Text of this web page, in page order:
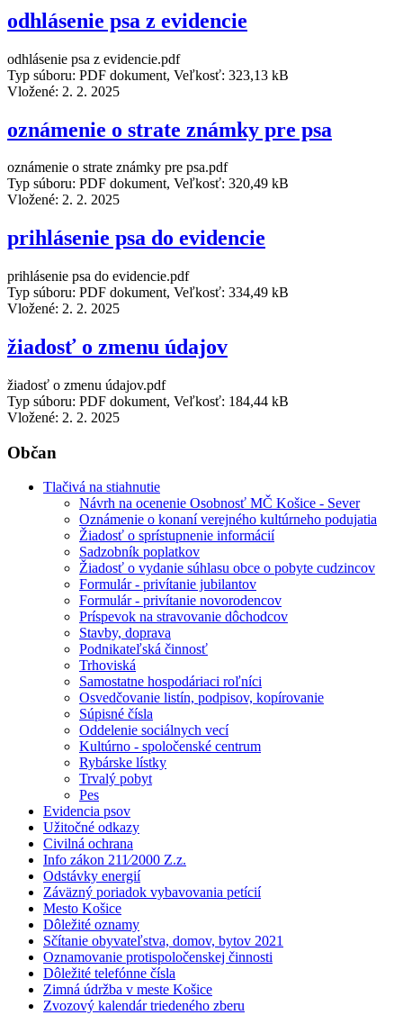
odhlásenie psa z evidencie
odhlásenie psa z evidencie.pdf
Typ súboru: PDF dokument, Veľkosť: 323,13 kB
Vložené: 2. 2. 2025
oznámenie o strate známky pre psa
oznámenie o strate známky pre psa.pdf
Typ súboru: PDF dokument, Veľkosť: 320,49 kB
Vložené: 2. 2. 2025
prihlásenie psa do evidencie
prihlásenie psa do evidencie.pdf
Typ súboru: PDF dokument, Veľkosť: 334,49 kB
Vložené: 2. 2. 2025
žiadosť o zmenu údajov
žiadosť o zmenu údajov.pdf
Typ súboru: PDF dokument, Veľkosť: 184,44 kB
Vložené: 2. 2. 2025
Občan
Tlačivá na stiahnutie
Návrh na ocenenie Osobnosť MČ Košice - Sever
Oznámenie o konaní verejného kultúrneho podujatia
Žiadosť o sprístupnenie informácií
Sadzobník poplatkov
Žiadosť o vydanie súhlasu obce o pobyte cudzincov
Formulár - privítanie jubilantov
Formulár - privítanie novorodencov
Príspevok na stravovanie dôchodcov
Stavby, doprava
Podnikateľská činnosť
Trhoviská
Samostatne hospodáriaci roľníci
Osvedčovanie listín, podpisov, kopírovanie
Súpisné čísla
Oddelenie sociálnych vecí
Kultúrno - spoločenské centrum
Rybárske lístky
Trvalý pobyt
Pes
Evidencia psov
Užitočné odkazy
Civilná ochrana
Info zákon 211⁄2000 Z.z.
Odstávky energií
Záväzný poriadok vybavovania petícií
Mesto Košice
Dôležité oznamy
Sčítanie obyvateľstva, domov, bytov 2021
Oznamovanie protispoločenskej činnosti
Dôležité telefónne čísla
Zimná údržba v meste Košice
Zvozový kalendár triedeného zberu